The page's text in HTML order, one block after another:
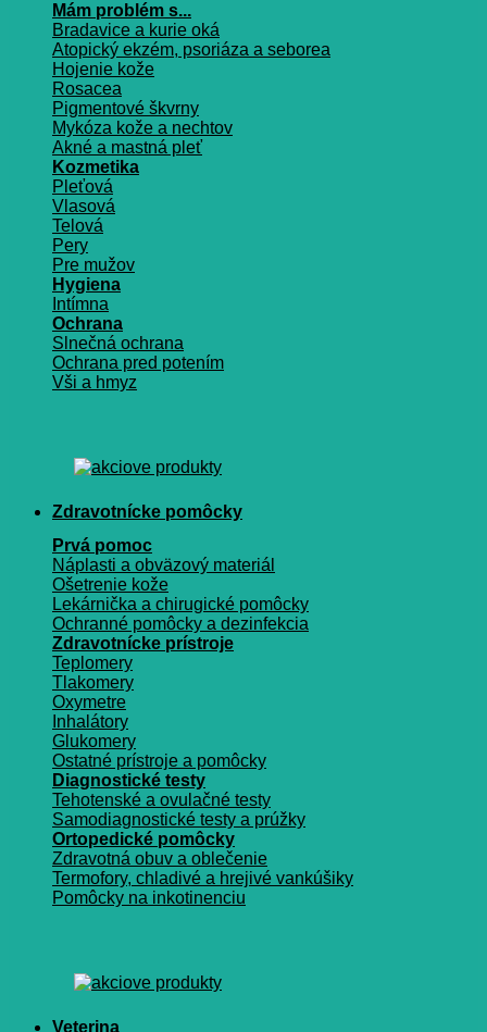
Mám problém s...
Bradavice a kurie oká
Atopický ekzém, psoriáza a seborea
Hojenie kože
Rosacea
Pigmentové škvrny
Mykóza kože a nechtov
Akné a mastná pleť
Kozmetika
Pleťová
Vlasová
Telová
Pery
Pre mužov
Hygiena
Intímna
Ochrana
Slnečná ochrana
Ochrana pred potením
Vši a hmyz
Zdravotnícke pomôcky
Prvá pomoc
Náplasti a obväzový materiál
Ošetrenie kože
Lekárnička a chirugické pomôcky
Ochranné pomôcky a dezinfekcia
Zdravotnícke prístroje
Teplomery
Tlakomery
Oxymetre
Inhalátory
Glukomery
Ostatné prístroje a pomôcky
Diagnostické testy
Tehotenské a ovulačné testy
Samodiagnostické testy a prúžky
Ortopedické pomôcky
Zdravotná obuv a oblečenie
Termofory, chladivé a hrejivé vankúšiky
Pomôcky na inkotinenciu
Veterina